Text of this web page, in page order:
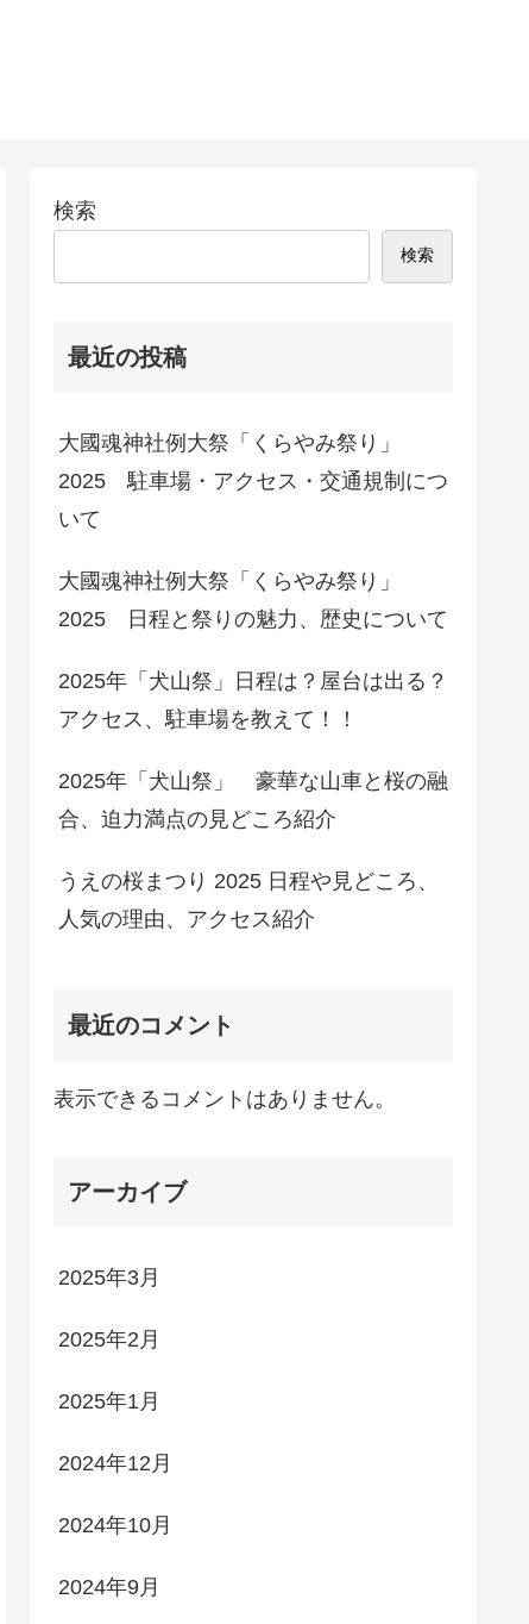
検索
検索
最近の投稿
大國魂神社例大祭「くらやみ祭り」
2025 駐車場・アクセス・交通規制につ
いて
大國魂神社例大祭「くらやみ祭り」
2025 日程と祭りの魅力、歴史について
2025年「犬山祭」日程は？屋台は出る？
アクセス、駐車場を教えて！！
2025年「犬山祭」 豪華な山車と桜の融
合、迫力満点の見どころ紹介
うえの桜まつり 2025 日程や見どころ、
人気の理由、アクセス紹介
最近のコメント
表示できるコメントはありません。
アーカイブ
2025年3月
2025年2月
2025年1月
2024年12月
2024年10月
2024年9月